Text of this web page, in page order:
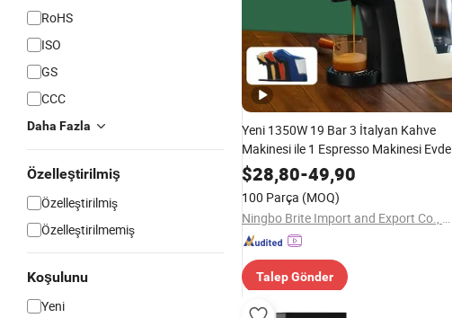
RoHS
ISO
GS
CCC
Daha Fazla
Özelleştirilmiş
Özelleştirilmiş
Özelleştirilmemiş
Koşulunu
Yeni
Yeni 1350W 19 Bar 3 İtalyan Kahve
Makinesi ile 1 Espresso Makinesi Evde
veya Otelde Zahmetsiz Demleme İçin
$28,80-49,90
100 Parça (MOQ)
Ningbo Brite Import and Export Co., Ltd.
Talep Gönder